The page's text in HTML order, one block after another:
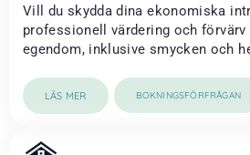
Vill du skydda dina ekonomiska
professionell värdering och
egendom, inklusive smycken och
LÄS MER BOKNINGSFÖRFRÅGAN